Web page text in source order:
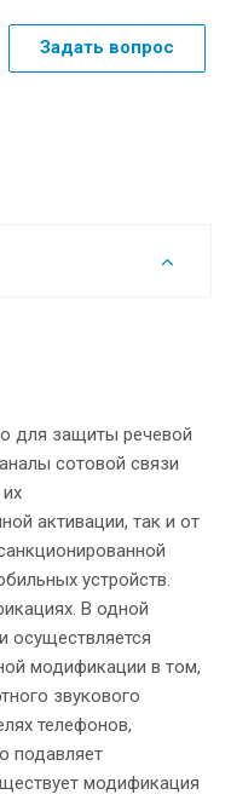
Задать вопрос
для защиты речевой
сотовой связи
активации, так и от
устройств.
В одной
осуществляется
модификации в том,
звукового
телефонов,
подавляет
модификация